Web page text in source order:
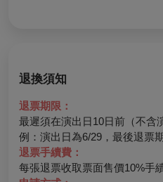
退換須知
退票期限：
最遲須在演出日10日前（不含
例：演出日為6/29，最後退票
退票手續費：
每張退票收取票面售價10%手